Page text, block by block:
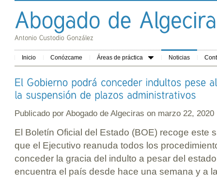
Inicio Conózcame Áreas de práctica Noticias
Publicado por Abogado de Algeciras on marzo 22,
El Boletín Oficial del Estado (BOE) recoge este
que el Ejecutivo reanuda todos los
conceder la gracia del indulto a pesar del
encuentra el país desde hace una semana y a